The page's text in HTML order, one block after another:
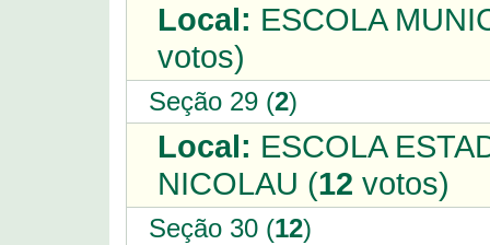
Local: ESCOLA
votos)
Seção 29 (2)
Local: ESCOLA
NICOLAU (12 votos)
Seção 30 (12)